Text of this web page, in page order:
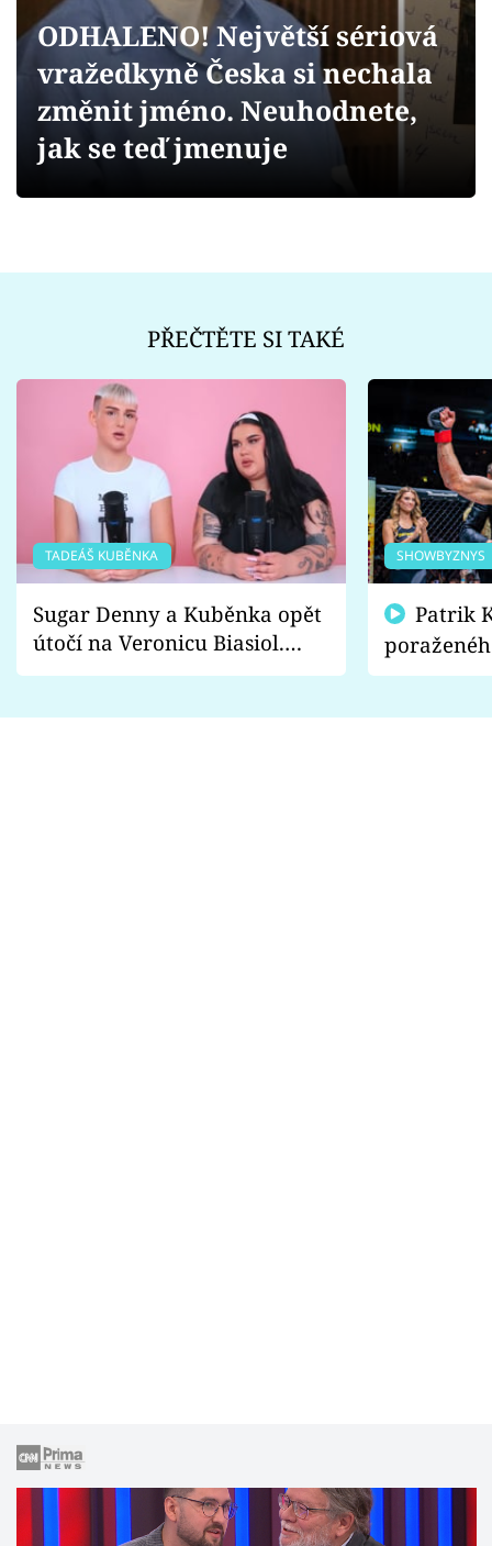
Videa
Sledujte prima+
ODHALENO! Největší sériová
vražedkyně Česka si nechala
změnit jméno. Neuhodnete,
jak se teď jmenuje
PŘEČTĚTE SI TAKÉ
TADEÁŠ KUBĚNKA
Sugar Denny a Kuběnka opět
útočí na Veronicu Biasiol.
Proč je podle nich falešná a
SHOWBYZNYS
fanoušci